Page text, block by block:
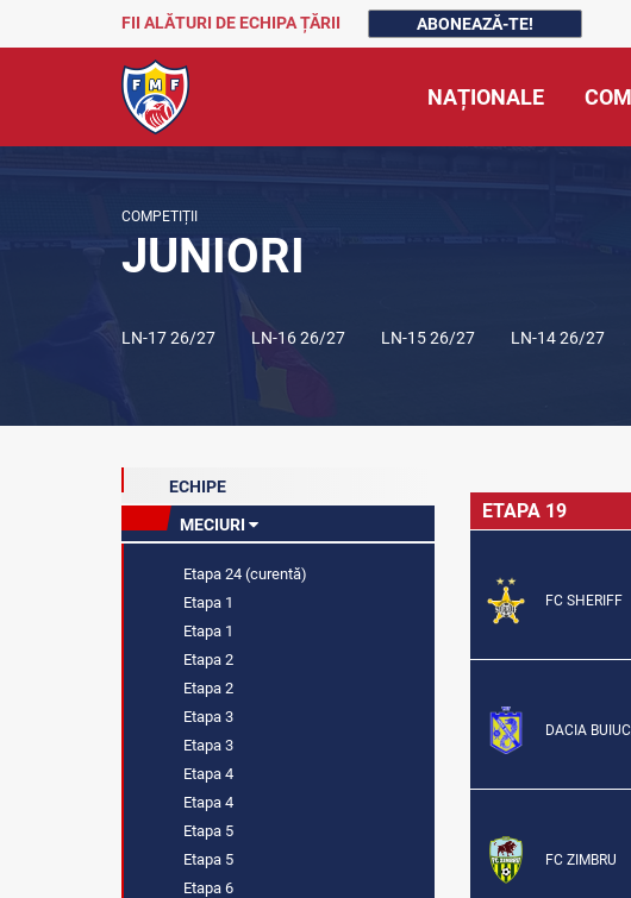
FII ALĂTURI DE ECHIPA ȚĂRII ABONEAZĂ-TE!
NAȚIONALE
COMPETIȚII
JUNIORI
LN-17 26/27 LN-16 26/27 LN-15 26/27 LN-14 26/27
ECHIPE
MECIURI
Etapa 24 (curentă)
Etapa 1
Etapa 1
Etapa 2
Etapa 2
Etapa 3
Etapa 3
Etapa 4
Etapa 4
Etapa 5
Etapa 5
Etapa 6
ETAPA 19
FC SHERIFF
DACIA
FC ZIMBRU